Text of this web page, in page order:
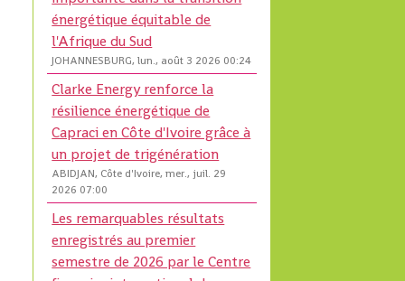
énergétique équitable de
l'Afrique du Sud
JOHANNESBURG, lun., août 3 2026 00:24
Clarke Energy renforce la
résilience énergétique de
Capraci en Côte d'Ivoire grâce à
un projet de trigénération
ABIDJAN, Côte d'Ivoire, mer., juil. 29
2026 07:00
Les remarquables résultats
enregistrés au premier
semestre de 2026 par le Centre